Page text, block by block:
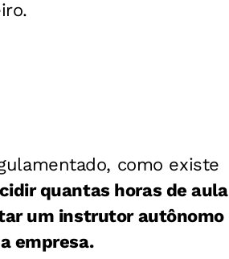
como existe
quantas horas de aula
um instrutor autônomo
empresa.